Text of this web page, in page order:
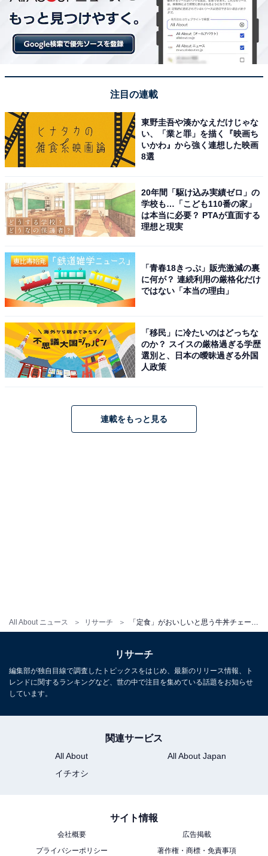
All About ニュース リサーチ
さらに、「朝定食のバランスがとても良い。ファミレス
に行くよりコスパが良い（40歳女性／埼玉県）」「朝定
食が、食べた後罪悪感がない（40歳女性／京都府）」
があって美味しい（52歳女性／東京都）」など、納豆や
期間限定の定食も人気を集めました。
第1位：松屋
円）」やファンも多い「ブラウンソースハンバーグ定食
（税込730円）」、マヨネーズ付きの「豚生姜焼定食
また、「季節やイベント毎に変わる定食が、毎度こだわ
思います（37歳男性／東京都）」「エスニック系から正
統派まで幅広くあるが、どれも安くて美味しい。ハンバ
ーグをよく食べる（47歳女性／東京都）」「定食の種類
め、種類が豊富で「行けば食べたい定食が見つかる」と
＞5位までの全ランキング結果を見る
注目の連載
東野圭吾や湊かなえだけじゃな
い、「業と罪」を描く『映画ち
いかわ』から強く連想した映画
8選
20年間「駆け込み実績ゼロ」の
学校も…「こども110番の家」
は本当に必要？ PTAが直面する
理想と現実
「青春18きっぷ」販売激減の裏
に何が？ 連続利用の厳格化だけ
ではない「本当の理由」
「移民」に冷たいのはどっちな
のか？ スイスの厳格過ぎる学歴
選別と、日本の曖昧過ぎる外国
人政策
連載をもっと見る
リサーチ
編集部が独自目線で調査したトピックスをはじめ、最新のリリース情報、ト
レンドに関するランキングなど、世の中で注目を集めている話題をお知らせ
しています。
関連サービス
All About
All About Japan
イチオシ
サイト情報
会社概要
広告掲載
プライバシーポリシー
著作権・商標・免責事項